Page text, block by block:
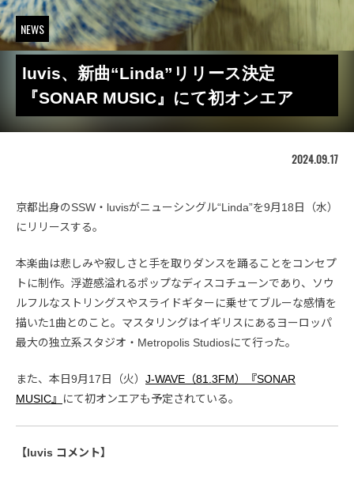
NEWS
luvis、新曲“Linda”リリース決定
『SONAR MUSIC』にて初オンエア
2024.09.17
京都出身のSSW・luvisがニューシングル“Linda”を9月18日（水）
にリリースする。
本楽曲は悲しみや寂しさと手を取りダンスを踊ることをコンセプ
トに制作。浮遊感溢れるポップなディスコチューンであり、ソウ
ルフルなストリングスやスライドギターに乗せてブルーな感情を
描いた1曲とのこと。マスタリングはイギリスにあるヨーロッパ
最大の独立系スタジオ・Metropolis Studiosにて行った。
また、本日9月17日（火） J-WAVE（81.3FM）『SONAR
MUSIC』
にて初オンエアも予定されている。
【luvis コメント】